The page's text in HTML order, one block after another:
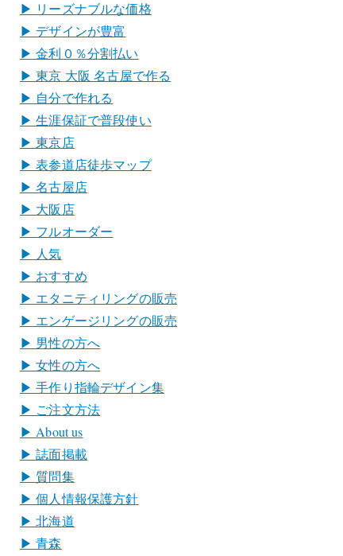
▶︎ リーズナブルな価格
▶︎ デザインが豊富
▶︎ 金利０％分割払い
▶︎ 東京 大阪 名古屋で作る
▶︎ 自分で作れる
▶︎ 生涯保証で普段使い
▶︎ 東京店
▶︎ 表参道店徒歩マップ
▶︎ 名古屋店
▶︎ 大阪店
▶︎ フルオーダー
▶︎ 人気
▶︎ おすすめ
▶︎ エタニティリングの販売
▶︎ エンゲージリングの販売
▶︎ 男性の方へ
▶︎ 女性の方へ
▶︎ 手作り指輪デザイン集
▶︎ ご注文方法
▶︎ About us
▶︎ 誌面掲載
▶︎ 質問集
▶︎ 個人情報保護方針
▶︎ 北海道
▶︎ 青森